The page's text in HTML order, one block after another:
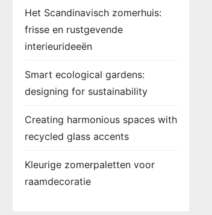
Het Scandinavisch zomerhuis:
frisse en rustgevende
interieurideeën
Smart ecological gardens:
designing for sustainability
Creating harmonious spaces with
recycled glass accents
Kleurige zomerpaletten voor
raamdecoratie